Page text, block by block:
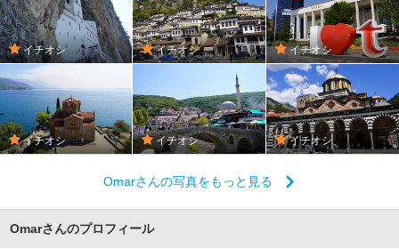
イチオシ イチオシ イチオシ
イチオシ イチオシ イチオシ
Omarさんの写真をもっと見る
Omarさんのプロフィール